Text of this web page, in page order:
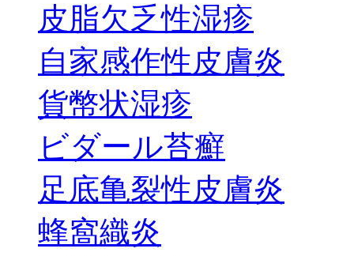
皮脂欠乏性湿疹
自家感作性皮膚炎
貨幣状湿疹
ビダール苔癬
足底亀裂性皮膚炎
蜂窩織炎